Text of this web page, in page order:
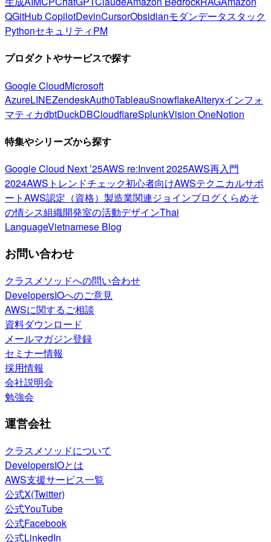
QGitHub CopilotDevinCursorObsidianモダンデータスタック
PythonセキュリティPM
プロダクトやサービスで探す
Google CloudMicrosoft
AzureLINEZendeskAuth0TableauSnowflakeAlteryxインフォ
マティカdbtDuckDBCloudflareSplunkVision OneNotion
特集やシリーズから探す
Google Cloud Next ’25AWS re:Invent 2025AWS再入門
2024AWSトレンドチェック初心者向けAWSテクニカルサポ
ートAWS認定（資格） 製造業関連ジョインブログくらめそ
の情シス組織開発室の活動デザインThai
LanguageVietnamese Blog
お問い合わせ
クラスメソッドへの問い合わせ
DevelopersIOへのご意見
AWSに関するご相談
資料ダウンロード
メールマガジン登録
セミナー情報
採用情報
会社説明会
勉強会
運営会社
クラスメソッドについて
DevelopersIOとは
AWS支援サービス一覧
公式X(Twitter)
公式YouTube
公式Facebook
公式LinkedIn